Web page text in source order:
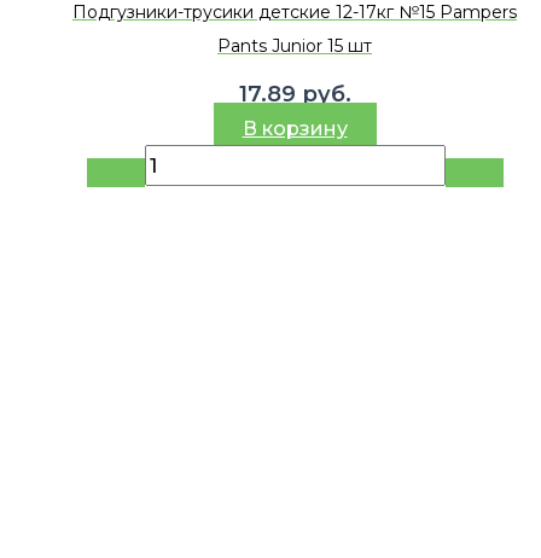
Подгузники-трусики детские 12-17кг №15 Pampers
Pants Junior 15 шт
17.89 руб.
В корзину